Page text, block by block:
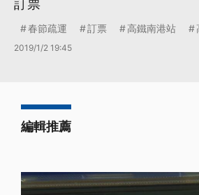
訂票
春節疏運 訂票 高鐵南港站
2019/1/2 19:45
編輯推薦